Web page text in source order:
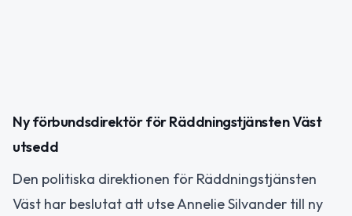
Ny förbundsdirektör för Räddningstjänsten Väst
utsedd
Den politiska direktionen för Räddningstjänsten
Väst har beslutat att utse Annelie Silvander till ny